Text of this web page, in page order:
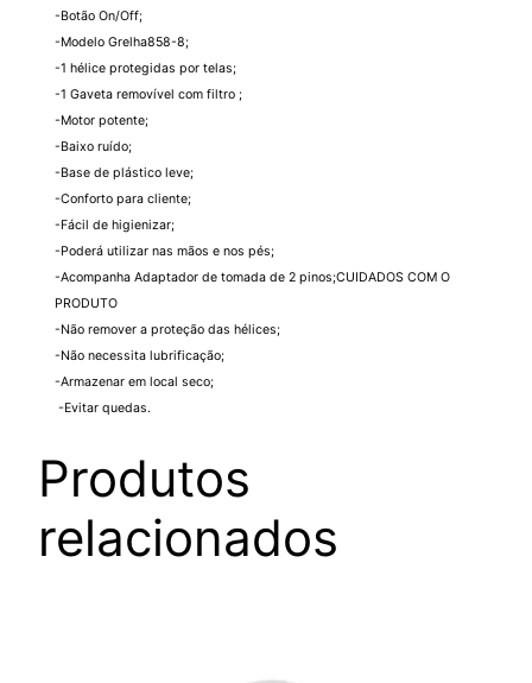
-Botão On/Off;
-Modelo Grelha858-8;
-1 hélice protegidas por telas;
-1 Gaveta removível com filtro ;
-Motor potente;
-Baixo ruído;
-Base de plástico leve;
-Conforto para cliente;
-Fácil de higienizar;
-Poderá utilizar nas mãos e nos pés;
-Acompanha Adaptador de tomada de 2 pinos;CUIDADOS COM O
PRODUTO
-Não remover a proteção das hélices;
-Não necessita lubrificação;
-Armazenar em local seco;
-Evitar quedas.
Produtos
relacionados